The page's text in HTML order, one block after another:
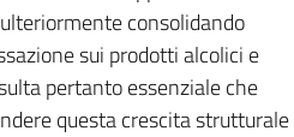
consolidando
sui prodotti alcolici e
pertanto essenziale che
questa crescita strutturale